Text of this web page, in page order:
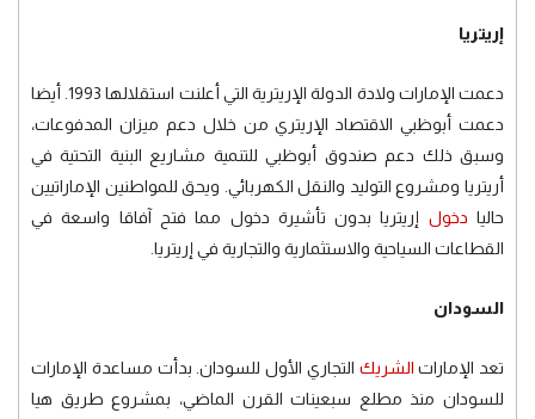
إريتريا
دعمت الإمارات ولادة الدولة الإريترية التي أعلنت استقلالها 1993. أيضا
دعمت أبوظبي الاقتصاد الإريتري من خلال دعم ميزان المدفوعات،
وسبق ذلك دعم صندوق أبوظبي للتنمية مشاريع البنية التحتية في
أريتريا ومشروع التوليد والنقل الكهربائي. ويحق للمواطنين الإماراتيين
حاليا دخول إريتريا بدون تأشيرة دخول مما فتح آفاقا واسعة في
القطاعات السياحية والاستثمارية والتجارية في إريتريا.
السودان
تعد الإمارات الشريك التجاري الأول للسودان. بدأت مساعدة الإمارات
للسودان منذ مطلع سبعينات القرن الماضي، بمشروع طريق هيا